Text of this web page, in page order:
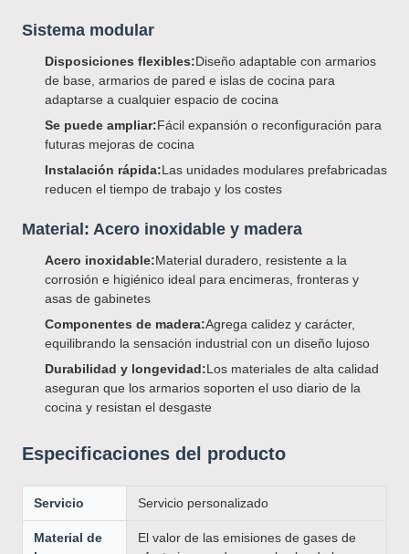
Sistema modular
Disposiciones flexibles:Diseño adaptable con armarios
de base, armarios de pared e islas de cocina para
adaptarse a cualquier espacio de cocina
Se puede ampliar:Fácil expansión o reconfiguración para
futuras mejoras de cocina
Instalación rápida:Las unidades modulares prefabricadas
reducen el tiempo de trabajo y los costes
Material: Acero inoxidable y madera
Acero inoxidable:Material duradero, resistente a la
corrosión e higiénico ideal para encimeras, fronteras y
asas de gabinetes
Componentes de madera:Agrega calidez y carácter,
equilibrando la sensación industrial con un diseño lujoso
Durabilidad y longevidad:Los materiales de alta calidad
aseguran que los armarios soporten el uso diario de la
cocina y resistan el desgaste
Especificaciones del producto
Servicio Servicio personalizado
Material de
El valor de las emisiones de gases de